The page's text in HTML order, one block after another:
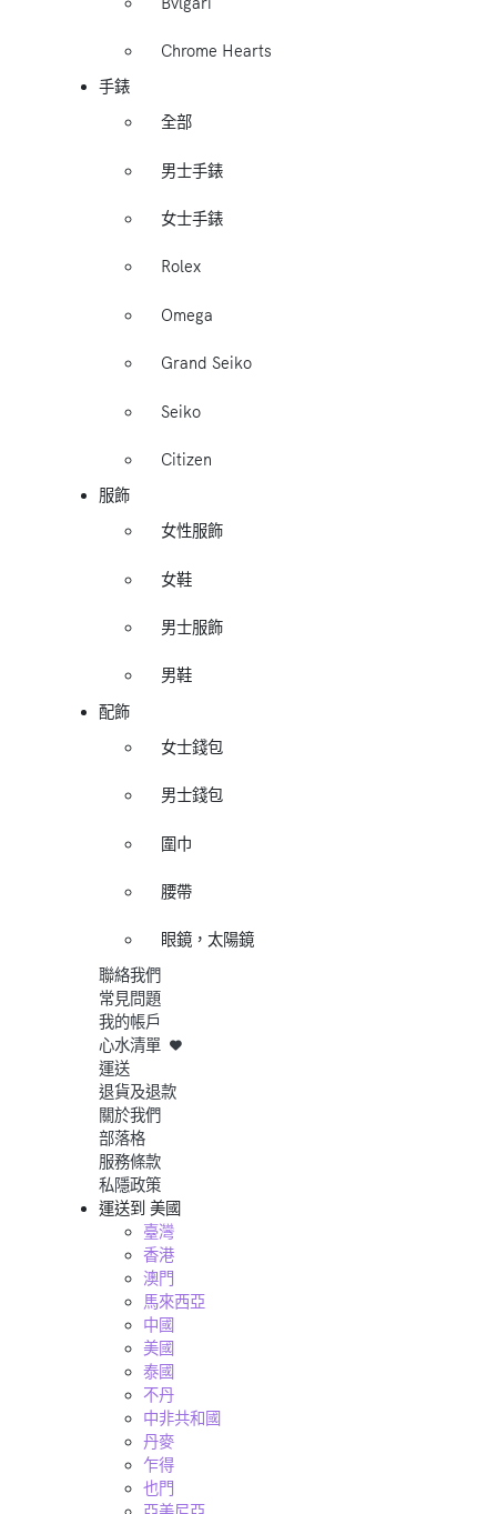
Chrome Hearts
手錶
全部
男士手錶
女士手錶
Rolex
Omega
Grand Seiko
Seiko
Citizen
服飾
女性服飾
女鞋
男士服飾
男鞋
配飾
女士錢包
男士錢包
圍巾
腰帶
眼鏡，太陽鏡
聯絡我們
常見問題
我的帳戶
心水清單
運送
退貨及退款
關於我們
部落格
服務條款
私隱政策
運送到 美國
臺灣
香港
澳門
馬來西亞
中國
美國
泰國
不丹
中非共和國
丹麥
乍得
也門